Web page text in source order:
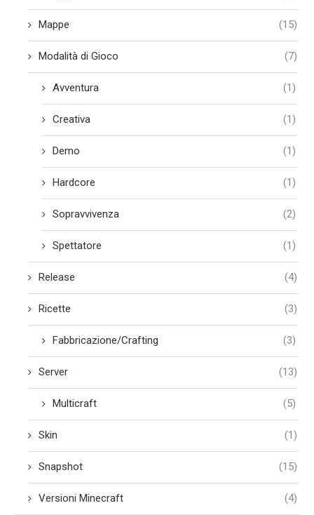
Mappe (15)
Modalità di Gioco (7)
Avventura (1)
Creativa (1)
Demo (1)
Hardcore (1)
Sopravvivenza (2)
Spettatore (1)
Release (4)
Ricette (3)
Fabbricazione/Crafting (3)
Server (13)
Multicraft (5)
Skin (1)
Snapshot (15)
Versioni Minecraft (4)